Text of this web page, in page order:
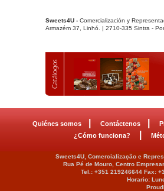
Sweets4U - Comercialización y
Armazém 37, Linhó. | 2710-335 Sintra -
Quiénes somos Contáctenos
¿Cómo funciona?
Sweets4U, Comercialização e
Rua Pé de Mouro, Centro
Tel.: +351 219246644 Fax:
Horario: